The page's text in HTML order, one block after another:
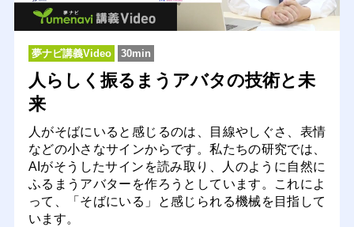
夢ナビ講義Video 30min
人らしく振るまうアバタの技術と未
来
人がそばにいると感じるのは、目線やしぐさ、表情
などの小さなサインからです。私たちの研究では、
AIがそうしたサインを読み取り、人のように自然に
ふるまうアバターを作ろうとしています。これによ
って、「そばにいる」と感じられる機械を目指して
います。